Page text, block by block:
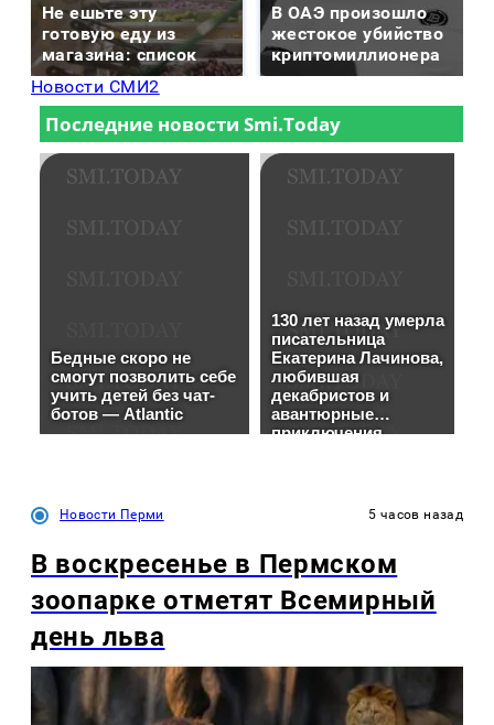
Не ешьте эту
готовую еду из
магазина: список
В ОАЭ произошло
жестокое убийство
криптомиллионера
Новости СМИ2
Новости Перми 5 часов назад
В воскресенье в Пермском
зоопарке отметят Всемирный
день льва